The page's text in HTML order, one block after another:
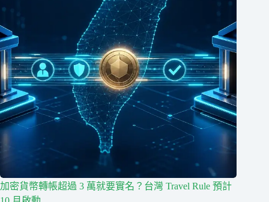
加密貨幣轉帳超過 3 萬就要實名？台灣 Travel Rule 預計